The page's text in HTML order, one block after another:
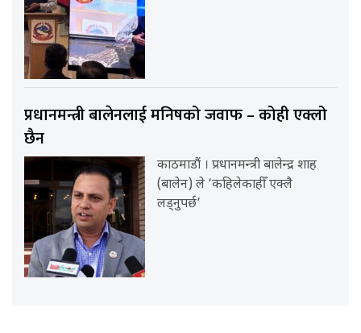
प्रधानमन्त्री बालेनलाई मनिषको जवाफ – कोही एक्लो
छैन
काठमाडौं । प्रधानमन्त्री बालेन्द्र शाह
(बालेन) ले ‘कहिलेकाहीँ एक्लै
लड्नुपर्छ’